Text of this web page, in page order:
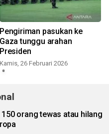
Pengiriman pasukan ke
Gaza tunggu arahan
Presiden
Kamis, 26 Februari 2026
150 orang tewas atau hilang